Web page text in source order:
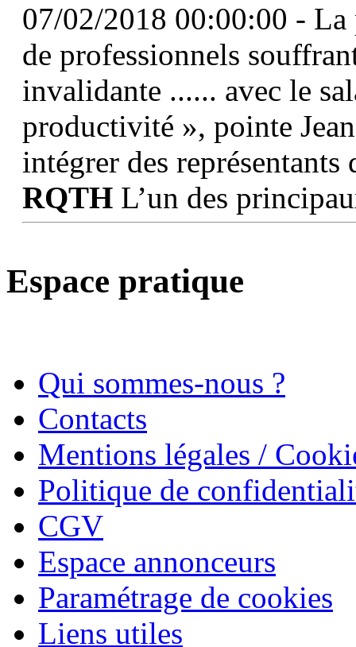
07/02/2018 00:00:00 - La
de professionnels
invalidante ...... avec le
productivité », pointe
intégrer des
RQTH L’un des
Espace pratique
Qui sommes-nous ?
Contacts
Mentions légales /
Politique de
CGV
Espace annonceurs
Paramétrage de cookies
Liens utiles